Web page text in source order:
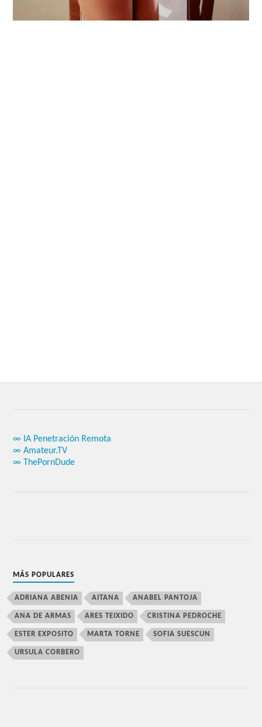
∞ IA Penetración Remota
∞ Amateur.TV
∞ ThePornDude
MÁS POPULARES
ADRIANA ABENIA AITANA ANABEL PANTOJA
ANA DE ARMAS ARES TEIXIDO CRISTINA PEDROCHE
ESTER EXPOSITO MARTA TORNE SOFIA SUESCUN
URSULA CORBERO